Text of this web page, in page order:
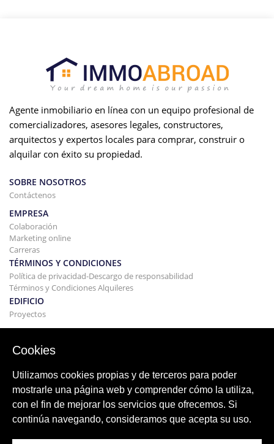
Agente inmobiliario en línea con un equipo profesional de
comercializadores, asesores legales, constructores,
arquitectos y expertos locales para comprar, construir o
alquilar con éxito su propiedad.
SOBRE NOSOTROS
Contáctenos
EMPRESA
Colaboración
Marketing online
Carreras
TÉRMINOS Y CONDICIONES
Política de privacidad-Descargo de responsabilidad
Términos y Condiciones Alquileres
EDIFICIO
Proyectos
COMPRAR Y VENDER
Comprando tu casa
Vender
Servicio de búsqueda
Blog
Regiones de todo el mundo
Cookies
Utilizamos cookies propias y de terceros para poder
mostrarle una página web y comprender cómo la utiliza,
con el fin de mejorar los servicios que ofrecemos. Si
continúa navegando, consideramos que acepta su uso.